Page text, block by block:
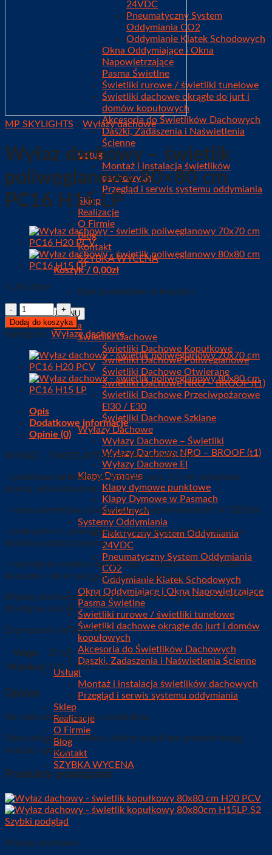
24VDC
Pneumatyczny System
Oddymiania CO2
Oddymianie Klatek Schodowych
Okna Oddymiające i Okna
Napowietrzające
Pasma Świetlne
Świetliki rurowe / świetliki tunelowe
Świetliki dachowe okrągłe do jurt i
domów kopułowych
Akcesoria do Świetlików Dachowych
Daszki, Zadaszenia i Naświetlenia
Ścienne
Usługi
Montaż i instalacja świetlików
dachowych
Przegląd i serwis systemu oddymiania
Sklep
Realizacje
O Firmie
Blog
Kontakt
SZYBKA WYCENA
Koszyk / 0,00zł
Brak produktów w koszyku.
MENUMENU
Oferta
Świetliki Dachowe
Świetliki Dachowe Kopułkowe
Świetliki Dachowe Poliwęglanowe
Świetliki Dachowe Otwierane
Świetliki Dachowe NRO – BROOF (t1)
Świetliki Dachowe Przeciwpożarowe
EI30 / E30
Świetliki Dachowe Szklane
Wyłazy Dachowe
Wyłazy Dachowe – Świetliki
Wyłazy Dachowe NRO – BROOF (t1)
Wyłazy Dachowe EI
Klapy Dymowe
Klapy dymowe punktowe
Klapy Dymowe w Pasmach
Świetlnych
Systemy Oddymiania
Elektryczny System Oddymiania
24VDC
Pneumatyczny System Oddymiania
CO2
Oddymianie Klatek Schodowych
Okna Oddymiające i Okna Napowietrzające
Pasma Świetlne
Świetliki rurowe / świetliki tunelowe
Świetliki dachowe okrągłe do jurt i domów
kopułowych
Akcesoria do Świetlików Dachowych
Daszki, Zadaszenia i Naświetlenia Ścienne
Usługi
Montaż i instalacja świetlików dachowych
Przegląd i serwis systemu oddymiania
Sklep
Realizacje
O Firmie
Blog
Kontakt
SZYBKA WYCENA
MP SKYLIGHTS / Wyłazy dachowe
Wyłaz dachowy – świetlik
poliwęglanowy 80×80 cm
PC16 H15 LP
1.785,00zł
Ilość
Dodaj do koszyka
Kategoria: Wyłazy dachowe
Opis
Dodatkowe informacje
Opinie (0)
WYŁAZ – ŚWIETLIK DACHOWY 80×80 CM:
– podstawa laminatowa prosta o wys. 15 cm, ocieplona
pianką poliuretanową,
– rama aluminiowa zawiasowa z wypełnieniem PCV CIEPŁA,
– pokryciem z poliwęglanu komorowego PC16 4-kom. w
kolorze przeźroczystym.
– osprzęt do wyłazu dachowego – zamykany na klamkę z
kluczem + dwie sprężyny gazowe (teleskopy)
Wyłazy dachowe dostarczamy złożone, gotowe do montażu.
Dostępne od ręki.
Zapraszamy do kontaktu!
Waga
25 kg
Wymiary 110 × 110 × 25 cm
Opinie
Na razie nie ma opinii o produkcie.
Tylko zalogowani klienci, którzy kupili ten produkt mogą
napisać opinię.
Produkty powiązane
Szybki podgląd
Wyłazy dachowe